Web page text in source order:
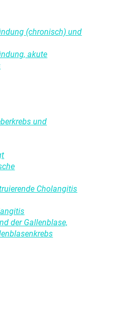
(chronisch) und
akute
und
Cholangitis
der Gallenblase,